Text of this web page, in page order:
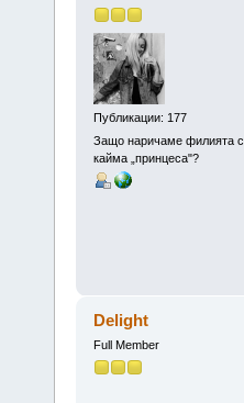
Публикации: 177
Защо наричаме филията с
кайма „принцеса"?
Delight
Full Member